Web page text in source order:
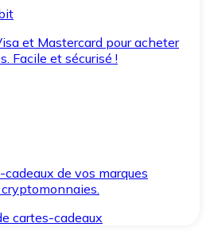
et Mastercard pour acheter
Facile et sécurisé !
de vos marques
cartes-cadeaux